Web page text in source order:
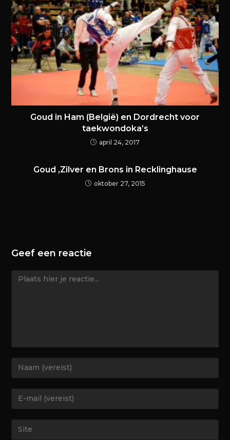
Goud in Ham (België) en Dordrecht voor
taekwondoka’s
april 24, 2017
Goud ,Zilver en Brons in Recklinghause
oktober 27, 2015
Geef een reactie